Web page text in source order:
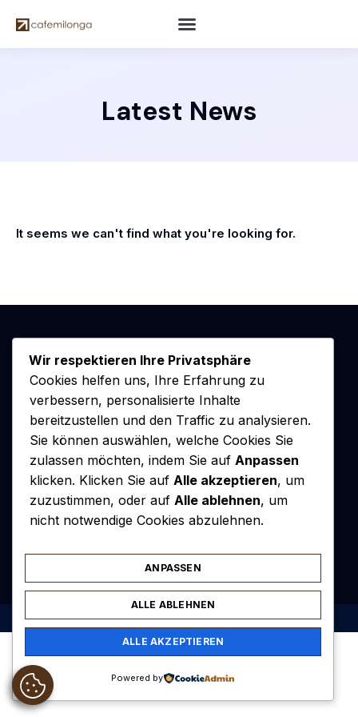
Latest News
It seems we can't find what you're looking for.
2026cafemilonga.de.All rights reserved.
Wir respektieren Ihre Privatsphäre
Cookies helfen uns, Ihre Erfahrung zu
verbessern, personalisierte Inhalte
bereitzustellen und den Traffic zu analysieren.
Sie können auswählen, welche Cookies Sie
zulassen möchten, indem Sie auf Anpassen
klicken. Klicken Sie auf Alle akzeptieren, um
zuzustimmen, oder auf Alle ablehnen, um
nicht notwendige Cookies abzulehnen.
ANPASSEN
ALLE ABLEHNEN
ALLE AKZEPTIEREN
Powered by